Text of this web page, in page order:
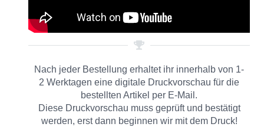
Nach jeder Bestellung erhaltet ihr innerhalb von 1-
2 Werktagen eine digitale Druckvorschau für die
bestellten Artikel per E-Mail.
Diese Druckvorschau muss geprüft und bestätigt
werden, erst dann beginnen wir mit dem Druck!